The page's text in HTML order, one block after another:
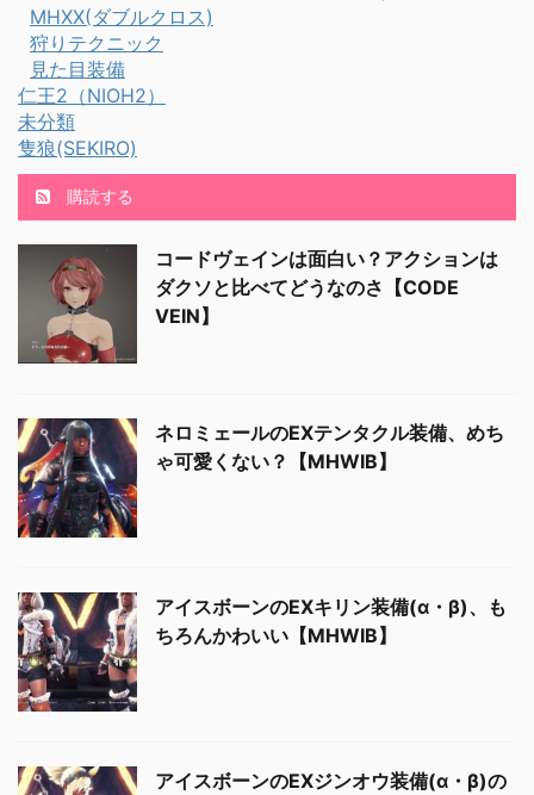
MHXX(ダブルクロス)
狩りテクニック
見た目装備
仁王2（NIOH2）
未分類
隻狼(SEKIRO)
購読する
コードヴェインは面白い？アクションは
ダクソと比べてどうなのさ【CODE
VEIN】
ネロミェールのEXテンタクル装備、めち
ゃ可愛くない？【MHWIB】
アイスボーンのEXキリン装備(α・β)、も
ちろんかわいい【MHWIB】
アイスボーンのEXジンオウ装備(α・β)の